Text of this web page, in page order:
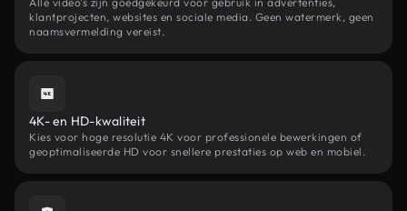
klantprojecten, websites en sociale media. Geen watermerk, geen
naamsvermelding vereist.
4K- en HD-kwaliteit
Kies voor hoge resolutie 4K voor professionele bewerkingen of
geoptimaliseerde HD voor snellere prestaties op web en mobiel.